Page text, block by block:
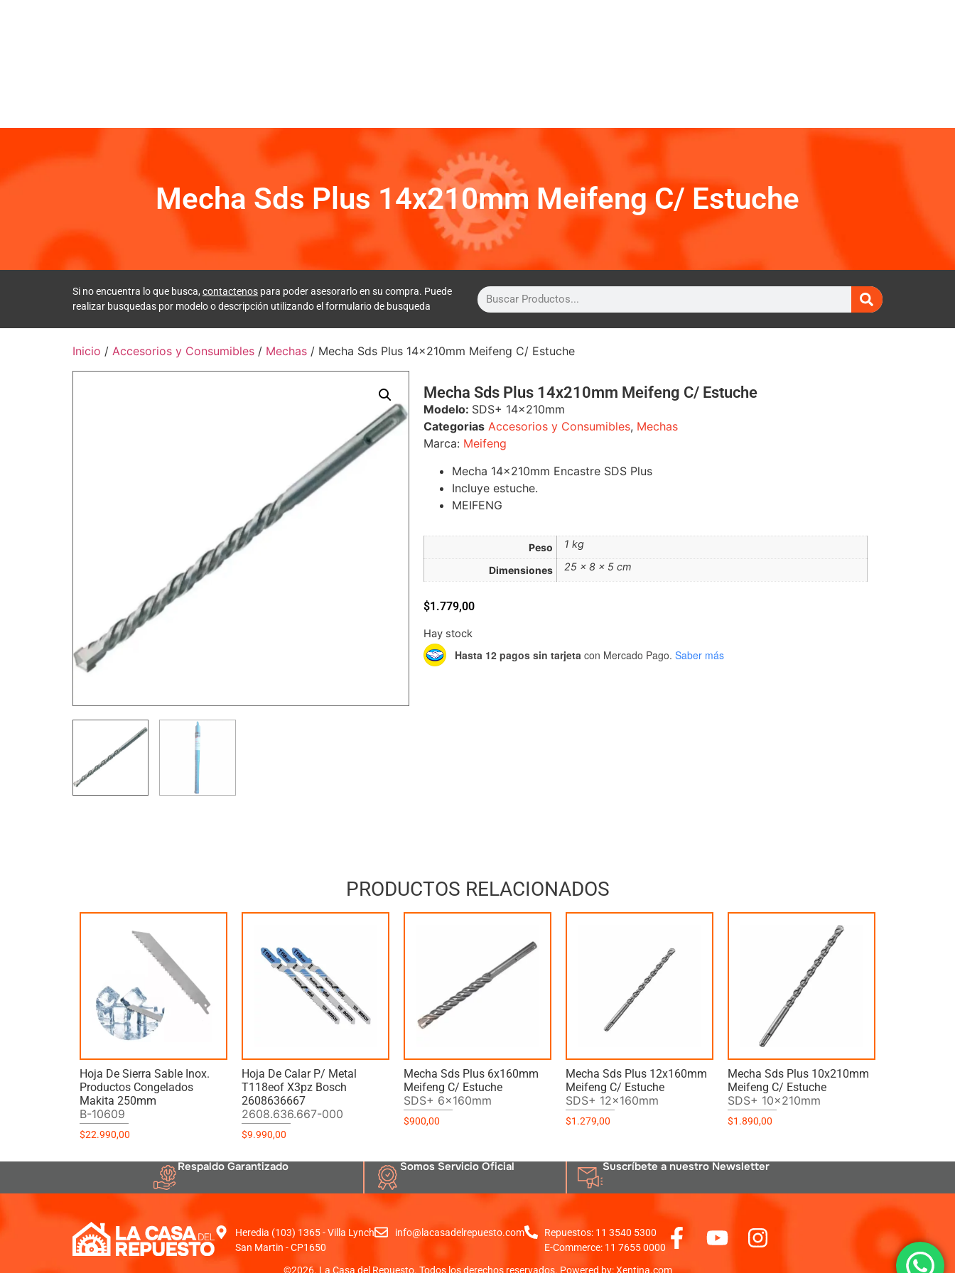
Mecha Sds Plus 14x210mm Meifeng C/ Estuche
Si no encuentra lo que busca, contactenos para poder asesorarlo en su compra. Puede
realizar busquedas por modelo o descripción utilizando el formulario de busqueda
Inicio / Accesorios y Consumibles / Mechas / Mecha Sds Plus 14x210mm Meifeng C/ Estuche
Mecha Sds Plus 14x210mm Meifeng C/ Estuche
Modelo: SDS+ 14x210mm
Categorias Accesorios y Consumibles, Mechas
Marca: Meifeng
Mecha 14x210mm Encastre SDS Plus
Incluye estuche.
MEIFENG
Peso 1 kg
Dimensiones 25 × 8 × 5 cm
$1.779,00
Hay stock
Hasta 12 pagos sin tarjeta con Mercado Pago. Saber más
PRODUCTOS RELACIONADOS
Hoja De Sierra Sable Inox.
Productos Congelados
Makita 250mm
B-10609
$22.990,00
Hoja De Calar P/ Metal
T118eof X3pz Bosch
2608636667
2608.636.667-000
$9.990,00
Mecha Sds Plus 6x160mm
Meifeng C/ Estuche
SDS+ 6x160mm
$900,00
Mecha Sds Plus 12x160mm
Meifeng C/ Estuche
SDS+ 12x160mm
$1.279,00
Mecha Sds Plus 10x210mm
Meifeng C/ Estuche
SDS+ 10x210mm
$1.890,00
Respaldo Garantizado Somos Servicio Oficial Suscríbete a nuestro Newsletter
Heredia (103) 1365 - Villa Lynch
San Martin - CP1650
info@lacasadelrepuesto.com
Repuestos: 11 3540 5300
E-Commerce: 11 7655 0000
©2026. La Casa del Repuesto. Todos los derechos reservados. Powered by:Xentina.com